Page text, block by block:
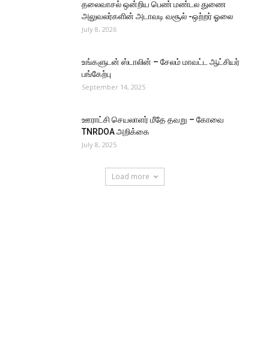
தலைவாசல் ஒன்றிய பெண் மண்டல துணை
அலுவலர்களின் அடாவடி வசூல் -ஒற்றர் ஓலை
July 8, 2026
உங்களுடன் ஸ்டாலின் – சேலம் மாவட்ட ஆட்சியர்
பங்கேற்பு
September 14, 2025
ஊராட்சி செயலாளர் மீதே தவறு – கோவை
TNRDOA அறிக்கை
July 8, 2025
Load more